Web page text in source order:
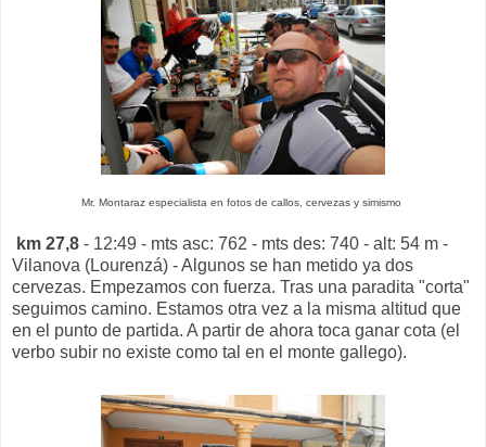
Mr. Montaraz especialista en fotos de callos, cervezas y simismo
km 27,8 - 12:49 - mts asc: 762 - mts des: 740 - alt: 54 m -
Vilanova (Lourenzá) - Algunos se han metido ya dos
cervezas. Empezamos con fuerza. Tras una paradita "corta"
seguimos camino. Estamos otra vez a la misma altitud que
en el punto de partida. A partir de ahora toca ganar cota (el
verbo subir no existe como tal en el monte gallego).